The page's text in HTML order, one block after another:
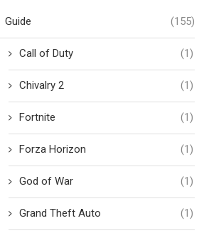
Guide (155)
Call of Duty (1)
Chivalry 2 (1)
Fortnite (1)
Forza Horizon (1)
God of War (1)
Grand Theft Auto (1)